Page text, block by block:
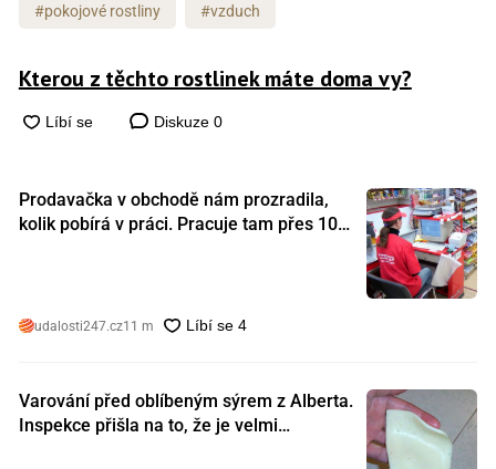
#pokojové rostliny #vzduch
Kterou z těchto rostlinek máte doma vy?
Diskuze 0
Prodavačka v obchodě nám prozradila,
kolik pobírá v práci. Pracuje tam přes 10
udalosti247.cz11 m
Varování před oblíbeným sýrem z Alberta.
Inspekce přišla na to, že je velmi